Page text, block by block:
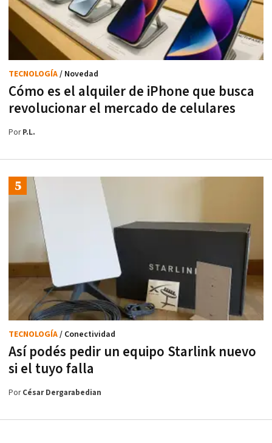
Cómo es el alquiler de iPhone que busca
revolucionar el mercado de celulares
TECNOLOGÍA/ Novedad
PorP.L.
Así podés pedir un equipo Starlink nuevo
si el tuyo falla
TECNOLOGÍA/ Conectividad
PorCésar Dergarabedian